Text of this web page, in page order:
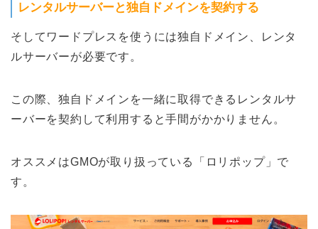
レンタルサーバーと独自ドメインを契約する
そしてワードプレスを使うには独自ドメイン、レンタ
ルサーバーが必要です。
この際、独自ドメインを一緒に取得できるレンタルサ
ーバーを契約して利用すると手間がかかりません。
オススメはGMOが取り扱っている「ロリポップ」で
す。